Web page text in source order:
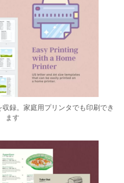
録。家庭用プリンタでも印刷でき
ます